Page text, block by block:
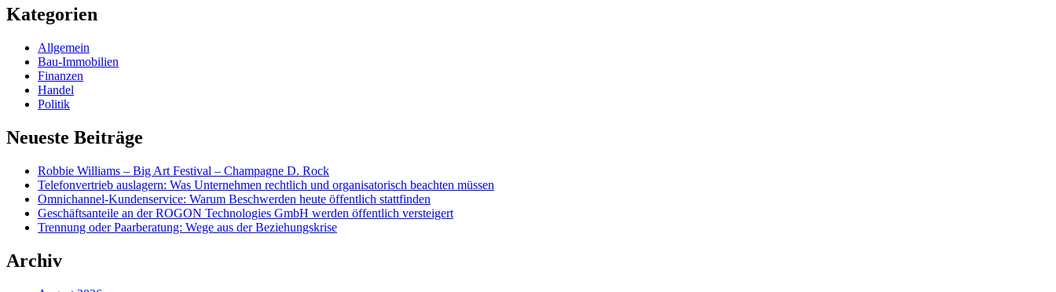
Kategorien
Allgemein
Bau-Immobilien
Finanzen
Handel
Politik
Neueste Beiträge
Robbie Williams – Big Art Festival – Champagne D. Rock
Telefonvertrieb auslagern: Was Unternehmen rechtlich und organisatorisch beachten müssen
Omnichannel-Kundenservice: Warum Beschwerden heute öffentlich stattfinden
Geschäftsanteile an der ROGON Technologies GmbH werden öffentlich versteigert
Trennung oder Paarberatung: Wege aus der Beziehungskrise
Archiv